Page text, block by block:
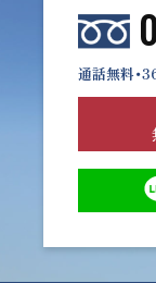
通話無料・